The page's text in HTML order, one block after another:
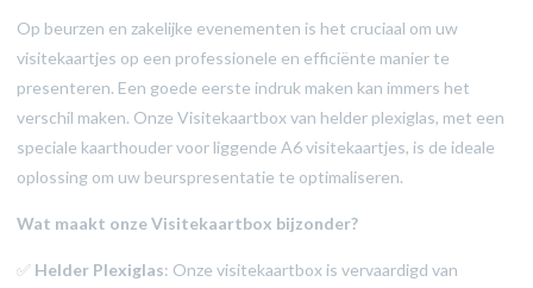
Op beurzen en zakelijke evenementen is het cruciaal om uw
visitekaartjes op een professionele en efficiënte manier te
presenteren. Een goede eerste indruk maken kan immers het
verschil maken. Onze Visitekaartbox van helder plexiglas, met een
speciale kaarthouder voor liggende A6 visitekaartjes, is de ideale
oplossing om uw beurspresentatie te optimaliseren.
Wat maakt onze Visitekaartbox bijzonder?
✅ Helder Plexiglas: Onze visitekaartbox is vervaardigd van